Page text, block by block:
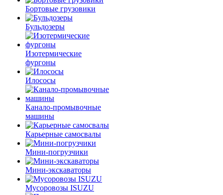
Бортовые грузовики
Бульдозеры
Изотермические
фургоны
Илососы
Канало-промывочные
машины
Карьерные самосвалы
Мини-погрузчики
Мини-экскаваторы
Мусоровозы ISUZU